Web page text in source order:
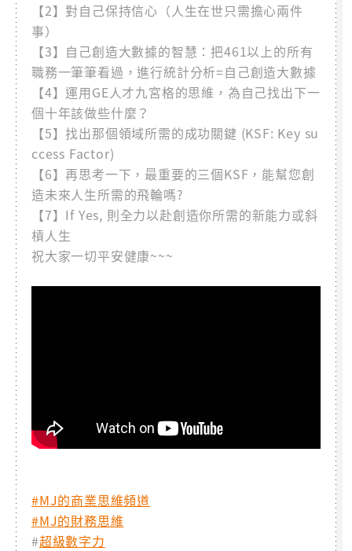
【2】對自己保持信心（人生在世只需擔心兩件
事）
【3】自己創造大數據的智慧：把461以上的所有
職務一筆筆看過，進行統計分析=自己創造大數據
【4】運用GE人才九宮格的思維，為自己找出下一
個十年該做些什麼？
【5】找出那個領域所需的成功關鍵 (KSF: Key su
ccess Factor)
【6】再思考一下，最重要的三個KSF，能幫您創
造未來人生所需的飛輪嗎?
【7】If Yes, 則全力以赴創造你所需的新能力或斜
槓人生
祝大家一切平安健康~~~
#MJ的商業思維頻道
#MJ的財務思維
#超級數字力